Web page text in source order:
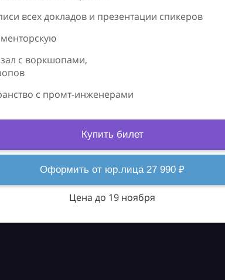
всех докладов и презентации спикеров
с воркшопами,
с промт-инженерами
Купить билет
Оформить от юр.лица 27 990 ₽
Цена до 19 ноября